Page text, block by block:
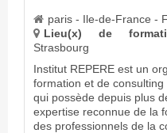
paris - Ile-de-France -
Lieu(x) de
Strasbourg
Institut REPERE est un
formation et de consulting
qui possède depuis plus
expertise reconnue de la
des professionnels de la